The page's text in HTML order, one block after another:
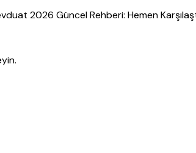
2026 Güncel Rehberi: Hemen